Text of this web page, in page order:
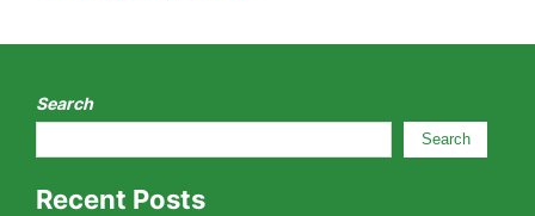
Search
Search
Recent Posts